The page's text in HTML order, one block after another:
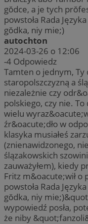
gŏdce, a je tych
powstoła Rada
gŏdka, niy mie;)
autochton
2024-03-26 o 12:06
-4 Odpowiedz
Tamten o jednym,
staropolszczyzną a
niezależnie czy
polskiego, czy nie.
wielu
źr&oacute;dło w
klasyka musiałeś
(znienawidzonego,
ślązakowskich
zauważyłem), kiedy
Fritz m&oacute;wił
powstoła Rada
gŏdka, niy
wypowiedź posła,
że niby